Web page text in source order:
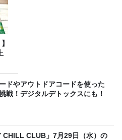
ドやアウトドアコードを使った
戦！デジタルデトックスにも！
CHILL CLUB」7月29日（水）の